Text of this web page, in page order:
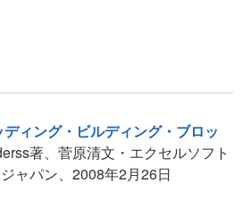
ィング・ビルディング・ブロッ
著、菅原清文・エクセルソフト
ャパン、2008年2月26日